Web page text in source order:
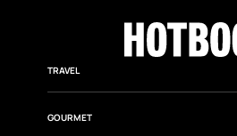
TRAVEL
GOURMET